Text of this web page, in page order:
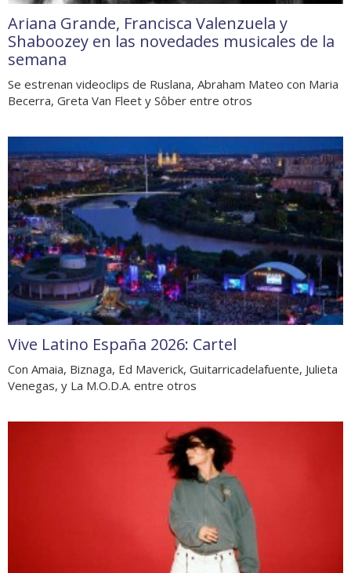
Ariana Grande, Francisca Valenzuela y
Shaboozey en las novedades musicales de la
semana
Se estrenan videoclips de Ruslana, Abraham Mateo con Maria
Becerra, Greta Van Fleet y Sôber entre otros
Vive Latino España 2026: Cartel
Con Amaia, Biznaga, Ed Maverick, Guitarricadelafuente, Julieta
Venegas, y La M.O.D.A. entre otros